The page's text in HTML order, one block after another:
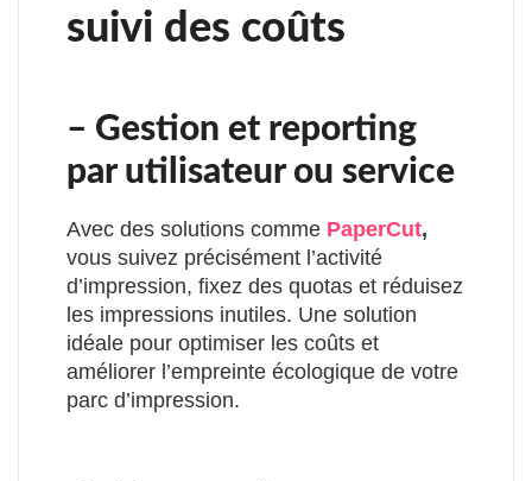
suivi des coûts
– Gestion et reporting
par utilisateur ou service
Avec des solutions comme PaperCut,
vous suivez précisément l’activité
d’impression, fixez des quotas et réduisez
les impressions inutiles. Une solution
idéale pour optimiser les coûts et
améliorer l’empreinte écologique de votre
parc d’impression.